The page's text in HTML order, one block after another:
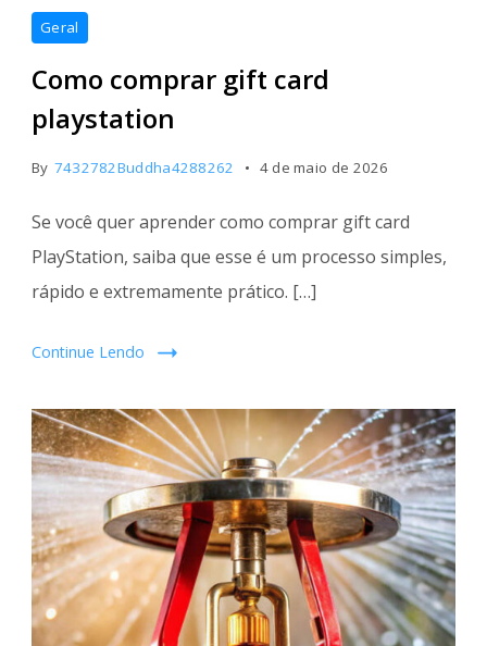
Geral
Como comprar gift card
playstation
By 7432782Buddha4288262 4 de maio de 2026
Se você quer aprender como comprar gift card
PlayStation, saiba que esse é um processo simples,
rápido e extremamente prático. […]
Continue Lendo